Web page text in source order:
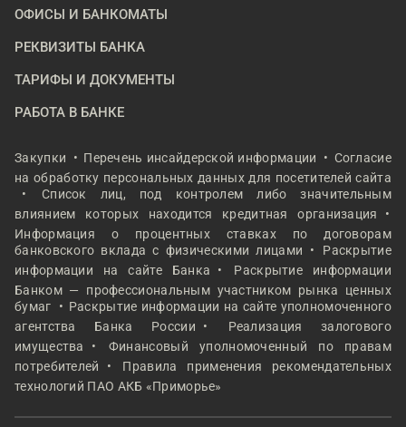
ОФИСЫ И БАНКОМАТЫ
РЕКВИЗИТЫ БАНКА
ТАРИФЫ И ДОКУМЕНТЫ
РАБОТА В БАНКЕ
Закупки Перечень инсайдерской информации
Согласие
на обработку персональных данных для посетителей сайта
Список лиц, под контролем либо значительным
влиянием которых находится кредитная организация
Информация о процентных ставках по договорам
банковского вклада с физическими лицами
Раскрытие
информации на сайте Банка
Раскрытие информации
Банком — профессиональным участником рынка ценных
бумаг
Раскрытие информации на сайте уполномоченного
агентства Банка России
Реализация залогового
имущества
Финансовый уполномоченный по правам
потребителей
Правила применения рекомендательных
технологий ПАО АКБ «Приморье»